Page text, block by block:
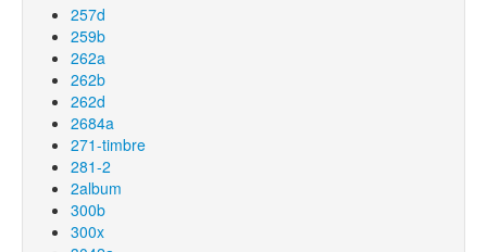
257d
259b
262a
262b
262d
2684a
271-timbre
281-2
2album
300b
300x